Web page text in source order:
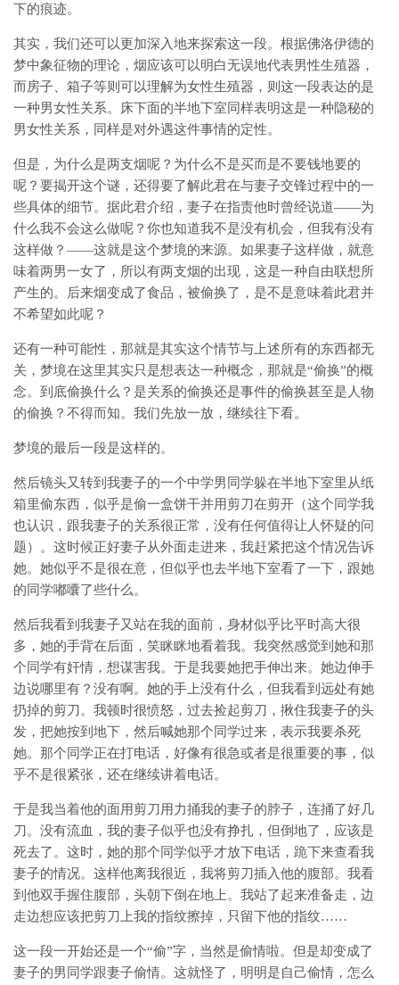
下的痕迹。
其实，我们还可以更加深入地来探索这一段。根据佛洛伊德的
梦中象征物的理论，烟应该可以明白无误地代表男性生殖器，
而房子、箱子等则可以理解为女性生殖器，则这一段表达的是
一种男女性关系。床下面的半地下室同样表明这是一种隐秘的
男女性关系，同样是对外遇这件事情的定性。
但是，为什么是两支烟呢？为什么不是买而是不要钱地要的
呢？要揭开这个谜，还得要了解此君在与妻子交锋过程中的一
些具体的细节。据此君介绍，妻子在指责他时曾经说道——为
什么我不会这么做呢？你也知道我不是没有机会，但我有没有
这样做？——这就是这个梦境的来源。如果妻子这样做，就意
味着两男一女了，所以有两支烟的出现，这是一种自由联想所
产生的。后来烟变成了食品，被偷换了，是不是意味着此君并
不希望如此呢？
还有一种可能性，那就是其实这个情节与上述所有的东西都无
关，梦境在这里其实只是想表达一种概念，那就是“偷换”的概
念。到底偷换什么？是关系的偷换还是事件的偷换甚至是人物
的偷换？不得而知。我们先放一放，继续往下看。
梦境的最后一段是这样的。
然后镜头又转到我妻子的一个中学男同学躲在半地下室里从纸
箱里偷东西，似乎是偷一盒饼干并用剪刀在剪开（这个同学我
也认识，跟我妻子的关系很正常，没有任何值得让人怀疑的问
题）。这时候正好妻子从外面走进来，我赶紧把这个情况告诉
她。她似乎不是很在意，但似乎也去半地下室看了一下，跟她
的同学嘟囔了些什么。
然后我看到我妻子又站在我的面前，身材似乎比平时高大很
多，她的手背在后面，笑眯眯地看着我。我突然感觉到她和那
个同学有奸情，想谋害我。于是我要她把手伸出来。她边伸手
边说哪里有？没有啊。她的手上没有什么，但我看到远处有她
扔掉的剪刀。我顿时很愤怒，过去捡起剪刀，揪住我妻子的头
发，把她按到地下，然后喊她那个同学过来，表示我要杀死
她。那个同学正在打电话，好像有很急或者是很重要的事，似
乎不是很紧张，还在继续讲着电话。
于是我当着他的面用剪刀用力捅我的妻子的脖子，连捅了好几
刀。没有流血，我的妻子似乎也没有挣扎，但倒地了，应该是
死去了。这时，她的那个同学似乎才放下电话，跪下来查看我
妻子的情况。这样他离我很近，我将剪刀插入他的腹部。我看
到他双手握住腹部，头朝下倒在地上。我站了起来准备走，边
走边想应该把剪刀上我的指纹擦掉，只留下他的指纹……
这一段一开始还是一个“偷”字，当然是偷情啦。但是却变成了
妻子的男同学跟妻子偷情。这就怪了，明明是自己偷情，怎么